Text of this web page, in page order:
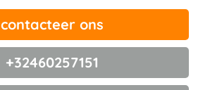
contacteer ons
+32460257151